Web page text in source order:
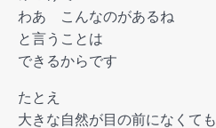
わあ こんなのがあるね
と言うことは
できるからです
たとえ
大きな自然が目の前になくても